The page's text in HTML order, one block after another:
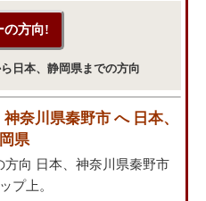
日本、静岡県までの方向
奈川県秦野市 へ 日本、
県
向 日本、神奈川県秦野市
プ上。